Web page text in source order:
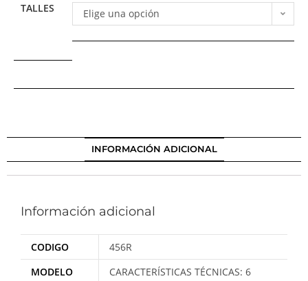
TALLES Elige una opción
INFORMACIÓN ADICIONAL
Información adicional
CODIGO
456R
MODELO
CARACTERÍSTICAS TÉCNICAS: 6